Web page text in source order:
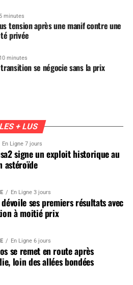
minutes
tension après une manif contre une
privée
minutes
se négocie sans la prix
LES + LUS
En Ligne 7 jours
signe un exploit historique au
astéroïde
En Ligne 3 jours
dévoile ses premiers résultats avec
à moitié prix
En Ligne 6 jours
se remet en route après
loin des allées bondées